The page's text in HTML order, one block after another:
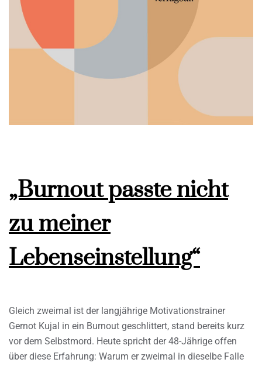
„Burnout passte nicht
zu meiner
Lebenseinstellung“
Gleich zweimal ist der langjährige Motivationstrainer
Gernot Kujal in ein Burnout geschlittert, stand bereits kurz
vor dem Selbstmord. Heute spricht der 48-Jährige offen
über diese Erfahrung: Warum er zweimal in dieselbe Falle